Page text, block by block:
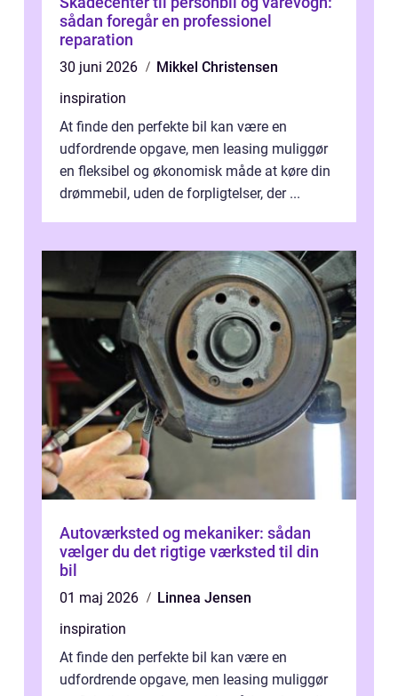
sådan foregår en professionel
reparation
30 juni 2026
Mikkel Christensen
inspiration
At finde den perfekte bil kan være en
udfordrende opgave, men leasing muliggør
en fleksibel og økonomisk måde at køre din
drømmebil, uden de forpligtelser, der ...
Autoværksted og mekaniker: sådan
vælger du det rigtige værksted til din
bil
01 maj 2026
Linnea Jensen
inspiration
At finde den perfekte bil kan være en
udfordrende opgave, men leasing muliggør